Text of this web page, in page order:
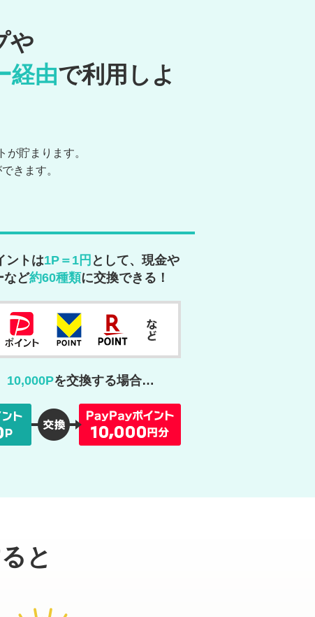
や
経由で利用しよ
貯まります。
きます。
ントは1P＝1円 として、現金や
など約60種類に交換できる！
10,000Pを交換する場合…
と